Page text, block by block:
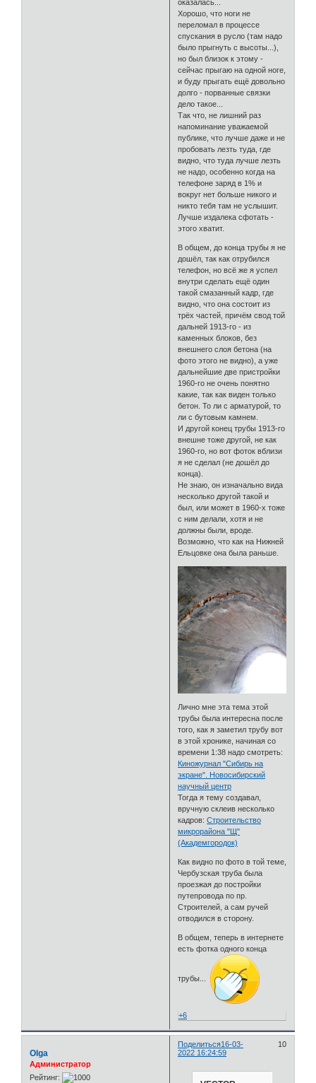
оказалась...
Хорошо, что ноги не
переломал в процессе
спускания в русло (там надо
было прыгнуть с высоты...),
но был близок к этому -
сейчас прыгаю на одной ноге,
и буду прыгать ещё довольно
долго - порванные связки
дело такое...
Так что, не лишний раз
напоминание уважаемой
публике, что лучше даже и не
пробовать лезть туда, где
видно, что туда лучше лезть
не надо, особенно когда на
телефоне заряд в 1% и
вокруг нет больше никого и
никто тебя там не услышит.
Лучше издалека сфотать -
этого хватит.
В общем, до конца трубы я не
дошёл, так как отрубился
телефон, но всё же я успел
внутри сделать ещё один
такой смазанный кадр, где
видно, что она состоит из
трёх частей, причём свод той
дальней 1913-го - из
каменных блоков, без
внешнего слоя бетона (на
фото этого не видно), а уже
дальнейшие две пристройки
1960-го не очень понятно
какие, так как виден только
бетон. То ли с арматурой, то
ли с бутовым камнем.
И другой конец трубы 1913-го
внешне тоже другой, не как
1960-го, но вот фоток вблизи
я не сделал (не дошёл до
конца).
Не знаю, он изначально вида
несколько другой такой и
был, или может в 1960-х тоже
с ним делали, хотя и не
должны были, вроде.
Возможно, что как на Нижней
Ельцовке она была раньше.
Лично мне эта тема этой
трубы была интересна после
того, как я заметил трубу вот
в этой хронике, начиная со
времени 1:38 надо смотреть:
Киножурнал "Сибирь на
экране". Новосибирский
научный центр
Тогда я тему создавал,
вручную склеив несколько
кадров:Строительство
микрорайона "Щ"
(Академгородок)
Как видно по фото в той теме,
Чербузская труба была
проезжая до постройки
путепровода по пр.
Строителей, а сам ручей
отводился в сторону.
В общем, теперь в интернете
есть фотка одного конца
трубы...
+6
Поделиться 10
16-03-
2022 16:24:59
Olga
Администратор
Рейтинг: